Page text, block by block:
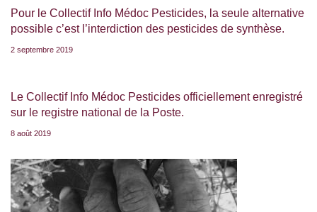
Pour le Collectif Info Médoc Pesticides, la seule alternative
possible c’est l’interdiction des pesticides de synthèse.
2 septembre 2019
Le Collectif Info Médoc Pesticides officiellement enregistré
sur le registre national de la Poste.
8 août 2019